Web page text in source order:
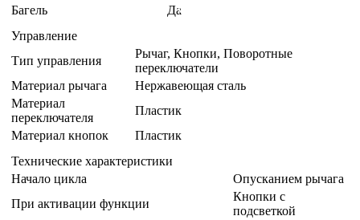
Багель
Да
Управление
Тип управления
Рычаг, Кнопки, Поворотные
переключатели
Материал рычага
Нержавеющая сталь
Материал
переключателя
Пластик
Материал кнопок
Пластик
Технические характеристики
Начало цикла
Опусканием рычага
При активации функции
Кнопки с
подсветкой